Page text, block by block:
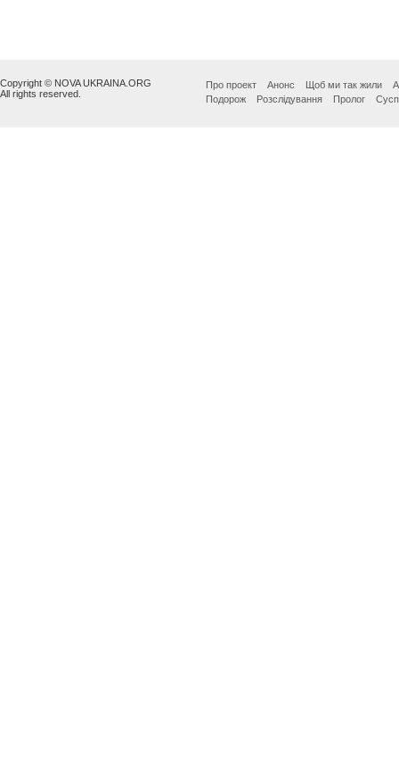
Copyright © NOVA UKRAINA.ORG
All rights reserved.
Про проект Анонс Щоб ми так жили
Подорож
Розслідування Пролог